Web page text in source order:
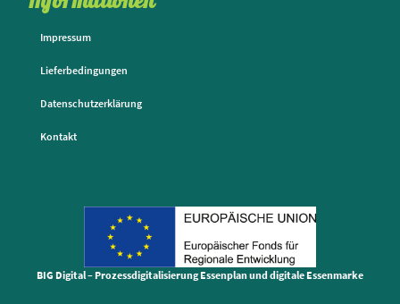
Impressum
Lieferbedingungen
Datenschutzerklärung
Kontakt
BIG Digital – Prozessdigitalisierung Essenplan und digitale Essenmarke